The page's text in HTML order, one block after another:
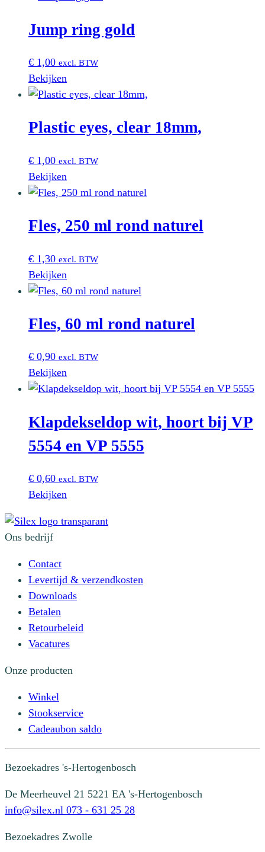
Jump ring gold
€ 1,00 excl. BTW
Bekijken
Plastic eyes, clear 18mm,
€ 1,00 excl. BTW
Bekijken
Fles, 250 ml rond naturel
€ 1,30 excl. BTW
Bekijken
Fles, 60 ml rond naturel
€ 0,90 excl. BTW
Bekijken
Klapdekseldop wit, hoort bij VP
5554 en VP 5555
€ 0,60 excl. BTW
Bekijken
Ons bedrijf
Contact
Levertijd & verzendkosten
Downloads
Betalen
Retourbeleid
Vacatures
Onze producten
Winkel
Stookservice
Cadeaubon saldo
Bezoekadres 's-Hertogenbosch
De Meerheuvel 21 5221 EA 's-Hertogenbosch
info@silex.nl 073 - 631 25 28
Bezoekadres Zwolle